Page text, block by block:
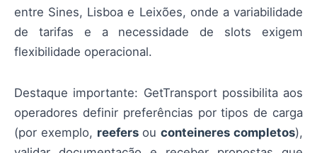
entre Sines, Lisboa e Leixões, onde a variabilidade
de tarifas e a necessidade de slots exigem
flexibilidade operacional.
Destaque importante: GetTransport possibilita aos
operadores definir preferências por tipos de carga
(por exemplo, reefersouconteineres completos),